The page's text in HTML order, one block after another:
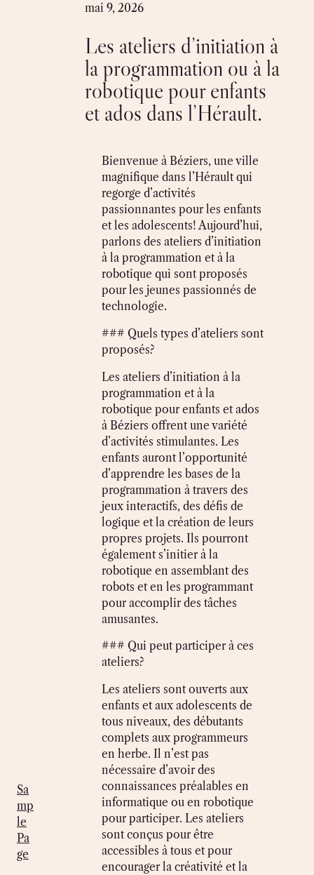
Sa
mp
le
Pa
ge
mai 9, 2026
Les ateliers d’initiation à
la programmation ou à la
robotique pour enfants
et ados dans l’Hérault.
Bienvenue à Béziers, une ville
magnifique dans l’Hérault qui
regorge d’activités
passionnantes pour les enfants
et les adolescents! Aujourd’hui,
parlons des ateliers d’initiation
à la programmation et à la
robotique qui sont proposés
pour les jeunes passionnés de
technologie.
### Quels types d’ateliers sont
proposés?
Les ateliers d’initiation à la
programmation et à la
robotique pour enfants et ados
à Béziers offrent une variété
d’activités stimulantes. Les
enfants auront l’opportunité
d’apprendre les bases de la
programmation à travers des
jeux interactifs, des défis de
logique et la création de leurs
propres projets. Ils pourront
également s’initier à la
robotique en assemblant des
robots et en les programmant
pour accomplir des tâches
amusantes.
### Qui peut participer à ces
ateliers?
Les ateliers sont ouverts aux
enfants et aux adolescents de
tous niveaux, des débutants
complets aux programmeurs
en herbe. Il n’est pas
nécessaire d’avoir des
connaissances préalables en
informatique ou en robotique
pour participer. Les ateliers
sont conçus pour être
accessibles à tous et pour
encourager la créativité et la